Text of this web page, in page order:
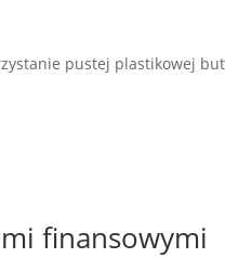
pustej plastikowej
finansowymi